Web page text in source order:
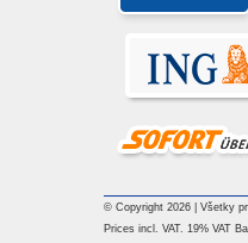
© Copyright 2026 | Všetky
Prices incl. VAT. 19% VAT